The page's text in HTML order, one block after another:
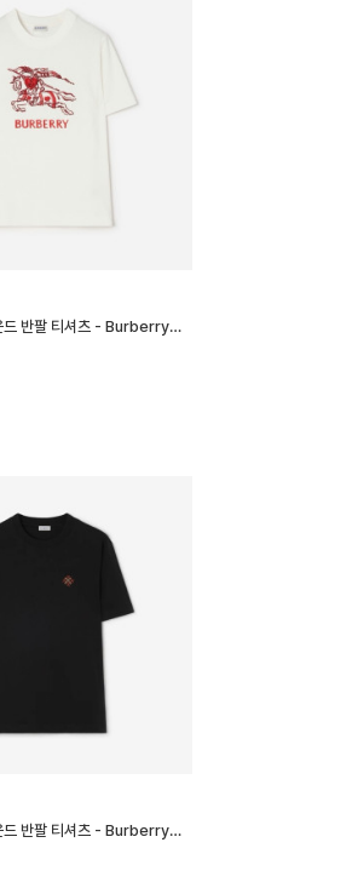
버버리 남성 라운드 반팔 티셔츠 - Burberry Mens Round Tshirt - b…
버버리 남성 라운드 반팔 티셔츠 - Burberry Mens Round Tshirt - b…